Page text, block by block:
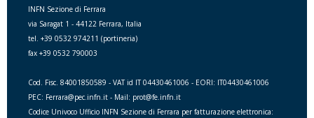
INFN Sezione di Ferrara
via Saragat 1 - 44122 Ferrara, Italia
tel. +39 0532 974211 (portineria)
fax +39 0532 790003
Cod. Fisc. 84001850589 - VAT id IT 04430461006 - EORI: IT04430461006
PEC: Ferrara@pec.infn.it - Mail: prot@fe.infn.it
Codice Univoco Ufficio INFN Sezione di Ferrara per fatturazione elettronica: